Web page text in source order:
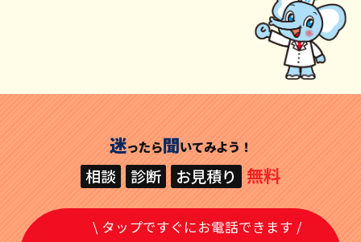
迷ったら聞いてみよう！
相談 診断 お見積り 無料
\ タップですぐにお電話できます /